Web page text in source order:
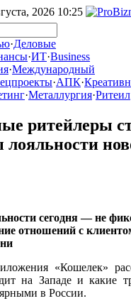
2026 10:25
·Деловые
·ИТ·Business
·Международный
·АПК·
·Металлургия·Ритеил
ритейлеры
сегодня — не
отношений с
«Кошелек»
на Западе и какие
в России.